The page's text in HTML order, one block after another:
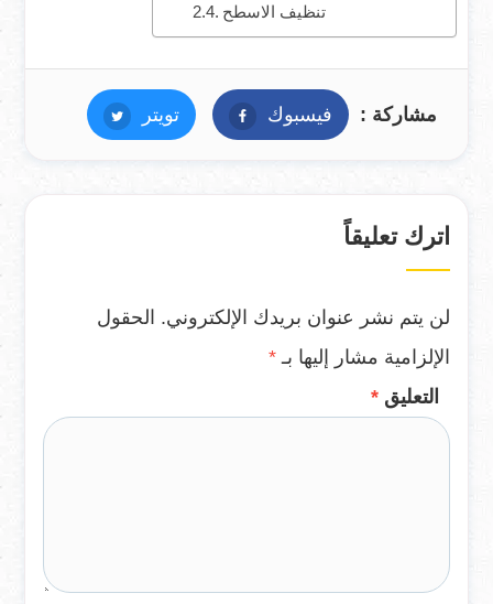
تنظيف الاسطح
مشاركة : فيسبوك فيسبوكتويتر تويتر
اترك تعليقاً
لن يتم نشر عنوان بريدك الإلكتروني. الحقول
الإلزامية مشار إليها بـ *
التعليق *